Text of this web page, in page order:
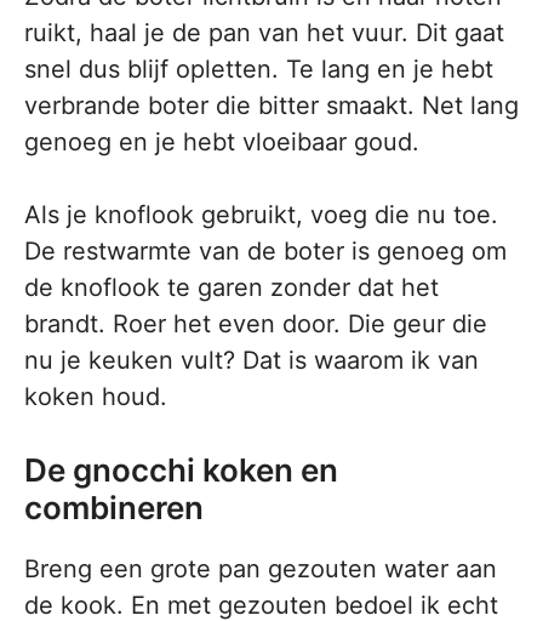
ruikt, haal je de pan van het vuur. Dit gaat
snel dus blijf opletten. Te lang en je hebt
verbrande boter die bitter smaakt. Net lang
genoeg en je hebt vloeibaar goud.
Als je knoflook gebruikt, voeg die nu toe.
De restwarmte van de boter is genoeg om
de knoflook te garen zonder dat het
brandt. Roer het even door. Die geur die
nu je keuken vult? Dat is waarom ik van
koken houd.
De gnocchi koken en
combineren
Breng een grote pan gezouten water aan
de kook. En met gezouten bedoel ik echt